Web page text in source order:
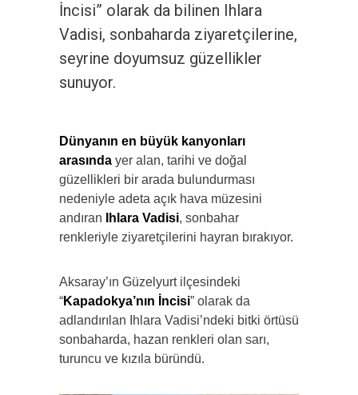
İncisi” olarak da bilinen Ihlara
Vadisi, sonbaharda ziyaretçilerine,
seyrine doyumsuz güzellikler
sunuyor.
Dünyanın en büyük kanyonları
arasında yer alan, tarihi ve doğal
güzellikleri bir arada bulundurması
nedeniyle adeta açık hava müzesini
andıran
Ihlara Vadisi, sonbahar
renkleriyle ziyaretçilerini hayran bırakıyor.
Aksaray’ın Güzelyurt ilçesindeki
“Kapadokya’nın İncisi” olarak da
adlandırılan Ihlara Vadisi’ndeki bitki örtüsü
sonbaharda, hazan renkleri olan sarı,
turuncu ve kızıla büründü.